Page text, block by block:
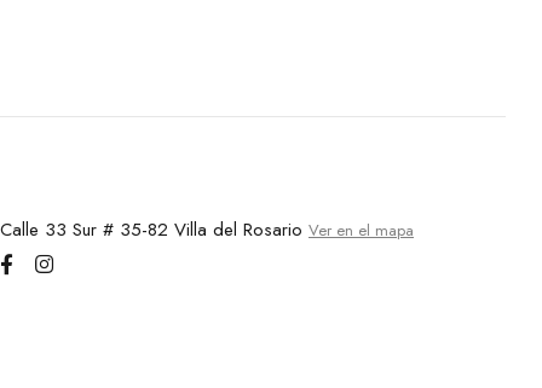
Calle 33 Sur # 35-82 Villa del Rosario Ver en el mapa